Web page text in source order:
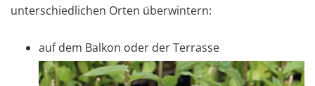
unterschiedlichen Orten überwintern:
auf dem Balkon oder der Terrasse